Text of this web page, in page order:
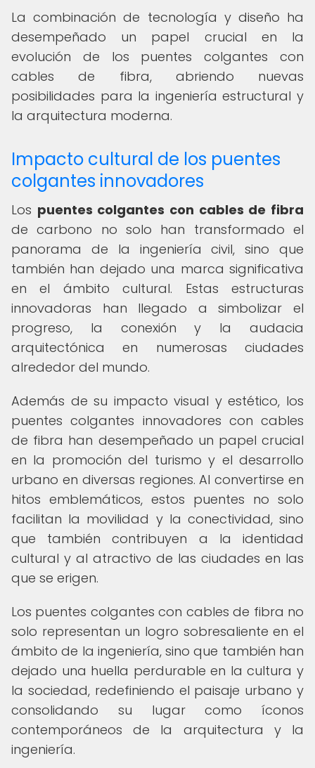
La combinación de tecnología y diseño ha
desempeñado un papel crucial en la
evolución de los puentes colgantes con
cables de fibra, abriendo nuevas
posibilidades para la ingeniería estructural y
la arquitectura moderna.
Impacto cultural de los puentes
colgantes innovadores
Los puentes colgantes con cables de fibra
de carbono no solo han transformado el
panorama de la ingeniería civil, sino que
también han dejado una marca significativa
en el ámbito cultural. Estas estructuras
innovadoras han llegado a simbolizar el
progreso, la conexión y la audacia
arquitectónica en numerosas ciudades
alrededor del mundo.
Además de su impacto visual y estético, los
puentes colgantes innovadores con cables
de fibra han desempeñado un papel crucial
en la promoción del turismo y el desarrollo
urbano en diversas regiones. Al convertirse en
hitos emblemáticos, estos puentes no solo
facilitan la movilidad y la conectividad, sino
que también contribuyen a la identidad
cultural y al atractivo de las ciudades en las
que se erigen.
Los puentes colgantes con cables de fibra no
solo representan un logro sobresaliente en el
ámbito de la ingeniería, sino que también han
dejado una huella perdurable en la cultura y
la sociedad, redefiniendo el paisaje urbano y
consolidando su lugar como íconos
contemporáneos de la arquitectura y la
ingeniería.